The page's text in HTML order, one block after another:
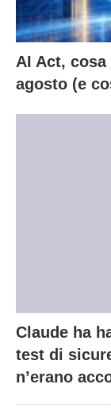
AI Act,
agosto (e
Claude ha
test di
n’erano